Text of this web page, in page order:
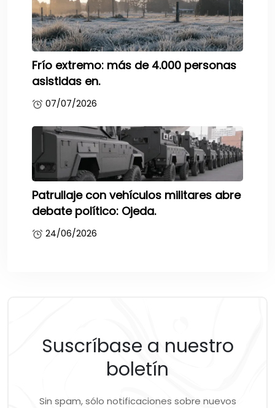
Frío extremo: más de 4.000 personas
asistidas en.
07/07/2026
Patrullaje con vehículos militares abre
debate político: Ojeda.
24/06/2026
Suscríbase a nuestro
boletín
Sin spam, sólo notificaciones sobre nuevos